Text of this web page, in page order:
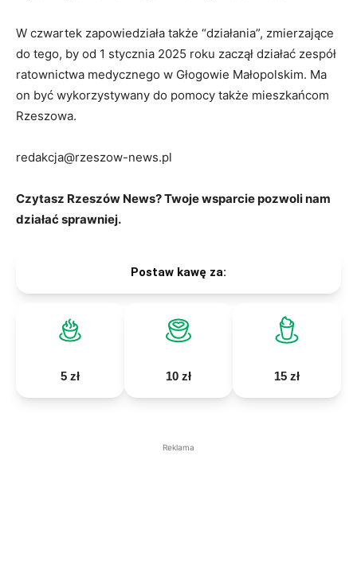
W czwartek zapowiedziała także “działania”, zmierzające
do tego, by od 1 stycznia 2025 roku zaczął działać zespół
ratownictwa medycznego w Głogowie Małopolskim. Ma
on być wykorzystywany do pomocy także mieszkańcom
Rzeszowa.
redakcja@rzeszow-news.pl
Czytasz Rzeszów News? Twoje wsparcie pozwoli nam
działać sprawniej.
Postaw kawę za:
5 zł 10 zł 15 zł
Reklama